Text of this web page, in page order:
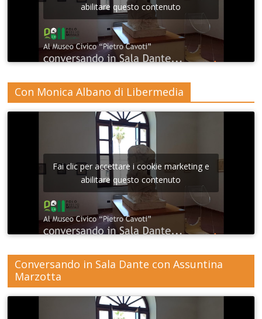
abilitare questo contenuto
Con Monica Albano di Libermedia
Fai clic per accettare i cookie marketing e
abilitare questo contenuto
Conversando in Sala Dante con Assuntina
Marzotta